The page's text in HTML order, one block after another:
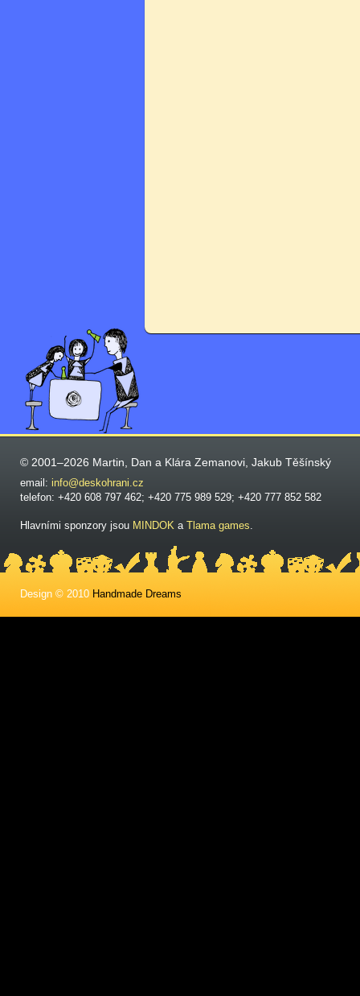
© 2001–2026 Martin, Dan a Klára Zemanovi, Jakub Těšínský
email: info@deskohrani.cz
telefon: +420 608 797 462; +420 775 989 529; +420 777 852 582
Hlavními sponzory jsou MINDOK a Tlama games.
Design © 2010 Handmade Dreams